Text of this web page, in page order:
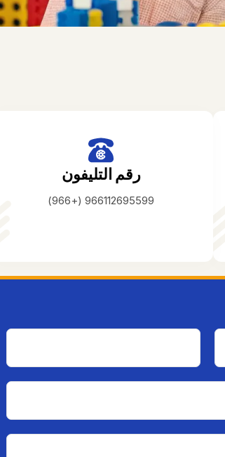
رقم التليفون
966112695599 (+966)‬